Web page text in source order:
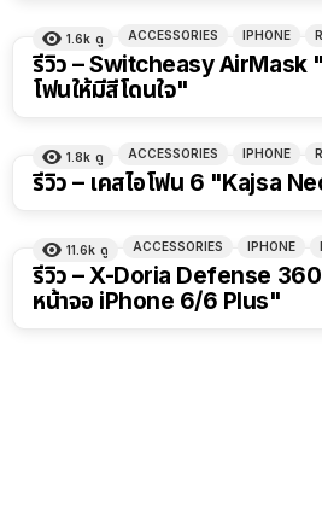
1.6k ดู ACCESSORIES IPHONE
รีวิว – Switcheasy AirMask
โฟนให้มีสีโดนใจ"
1.8k ดู ACCESSORIES IPHONE
รีวิว – เคสไอโฟน 6 "Kajsa
11.6k ดู ACCESSORIES IPHONE
รีวิว – X-Doria Defense
หน้าจอ iPhone 6/6 Plus"